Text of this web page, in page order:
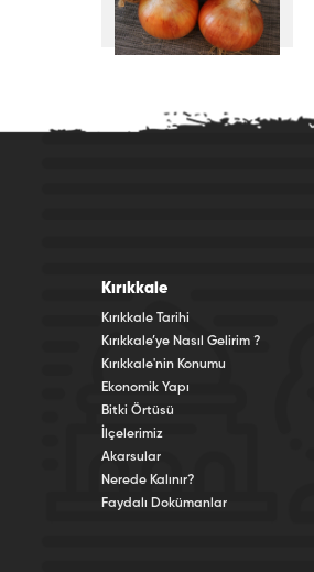
Kırıkkale
Kırıkkale Tarihi
Kırıkkale’ye Nasıl Gelirim ?
Kırıkkale'nin Konumu
Ekonomik Yapı
Bitki Örtüsü
İlçelerimiz
Akarsular
Nerede Kalınır?
Faydalı Dokümanlar